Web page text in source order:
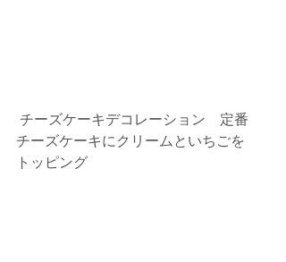
チーズケーキにクリームといちごを
トッピング